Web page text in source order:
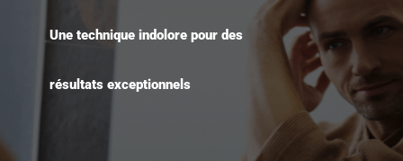
Une technique indolore pour des
résultats exceptionnels